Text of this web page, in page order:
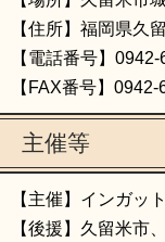
【住所】福岡県久
【電話番号】
【FAX番号】
主催等
【主催】インガッ
【後援】久留米市